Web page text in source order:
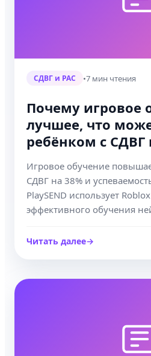
СДВГ и РАС •7 мин чтения
Почему игровое
лучшее, что
ребёнком с СДВГ
Игровое обучение
СДВГ на 38% и
PlaySEND использует
эффективного обучения
Читать далее